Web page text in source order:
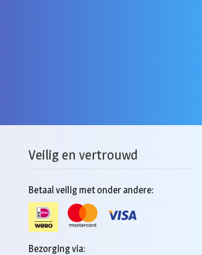
Veilig en vertrouwd
Betaal veilig met onder andere:
Bezorging via: